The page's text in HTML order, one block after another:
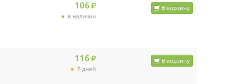
106
в наличии
В корзину
116
7 дней
В корзину